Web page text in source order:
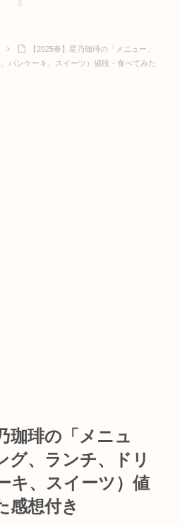
【2025春】星乃珈琲の「メニュー」
パンケーキ、スイーツ）値段・食べてみた
珈琲の「メニュ
グ、ランチ、ドリ
キ、スイーツ）値
感想付き